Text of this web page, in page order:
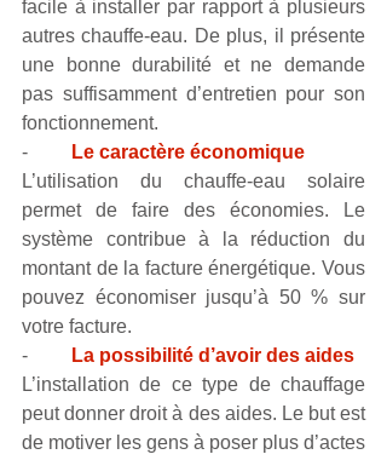
facile à installer par rapport à plusieurs
autres chauffe-eau. De plus, il présente
une bonne durabilité et ne demande
pas suffisamment d’entretien pour son
fonctionnement.
-
Le caractère économique
L’utilisation du chauffe-eau solaire
permet de faire des économies. Le
système contribue à la réduction du
montant de la facture énergétique. Vous
pouvez économiser jusqu’à 50 % sur
votre facture.
-
La possibilité d’avoir des aides
L’installation de ce type de chauffage
peut donner droit à des aides. Le but est
de motiver les gens à poser plus d’actes